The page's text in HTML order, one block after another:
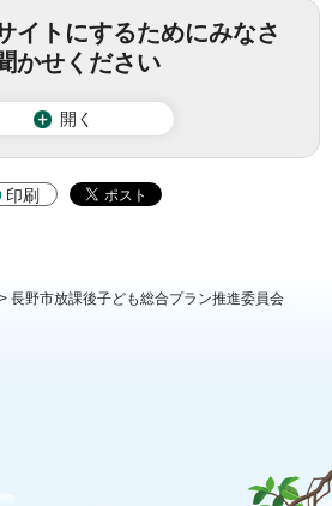
イトにするためにみなさ
かせください
開く
印刷
> 長野市放課後子ども総合プラン推進委員会